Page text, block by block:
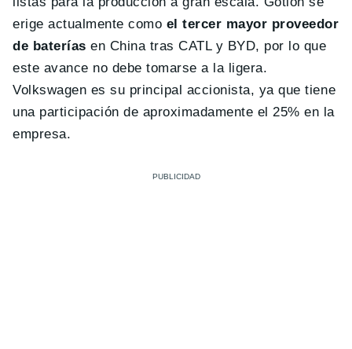
erige actualmente como el tercer mayor proveedor
de baterías en China tras CATL y BYD, por lo que
este avance no debe tomarse a la ligera.
Volkswagen es su principal accionista, ya que tiene
una participación de aproximadamente el 25% en la
empresa.